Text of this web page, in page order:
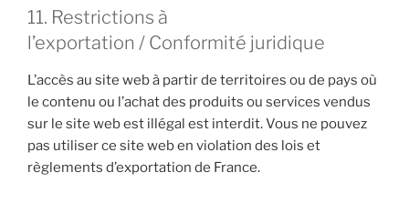
11. Restrictions à
l’exportation / Conformité juridique
L’accès au site web à partir de territoires ou de pays où
le contenu ou l’achat des produits ou services vendus
sur le site web est illégal est interdit. Vous ne pouvez
pas utiliser ce site web en violation des lois et
règlements d’exportation de France.